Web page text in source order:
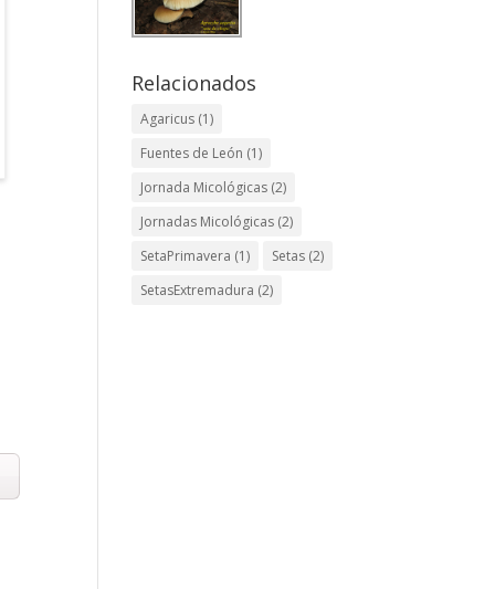
Relacionados
Agaricus (1)
Fuentes de León (1)
Jornada Micológicas (2)
Jornadas Micológicas (2)
SetaPrimavera (1) Setas (2)
SetasExtremadura (2)